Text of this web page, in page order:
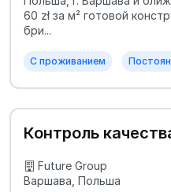
60 zł за м² готовой
бри...
С проживанием
Контроль
Future Group
Варшава, Польша